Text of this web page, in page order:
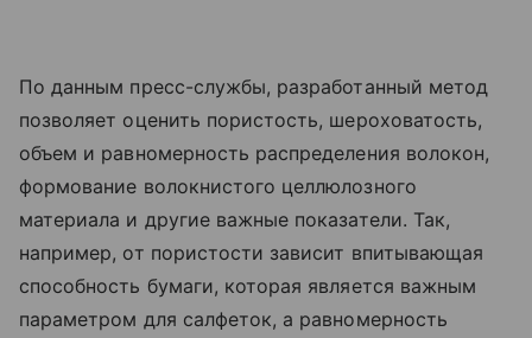
По данным пресс-службы, разработанный метод
позволяет оценить пористость, шероховатость,
объем и равномерность распределения волокон,
формование волокнистого целлюлозного
материала и другие важные показатели. Так,
например, от пористости зависит впитывающая
способность бумаги, которая является важным
параметром для салфеток, а равномерность